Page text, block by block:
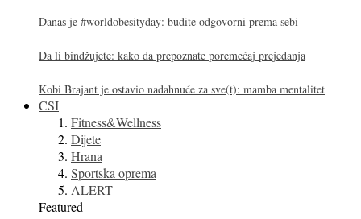
Danas je #worldobesityday: budite odgovorni prema sebi
Da li bindžujete: kako da prepoznate poremećaj prejedanja
Kobi Brajant je ostavio nadahnuće za sve(t): mamba mentalitet
CSI
Fitness&Wellness
Dijete
Hrana
Sportska oprema
ALERT
Featured